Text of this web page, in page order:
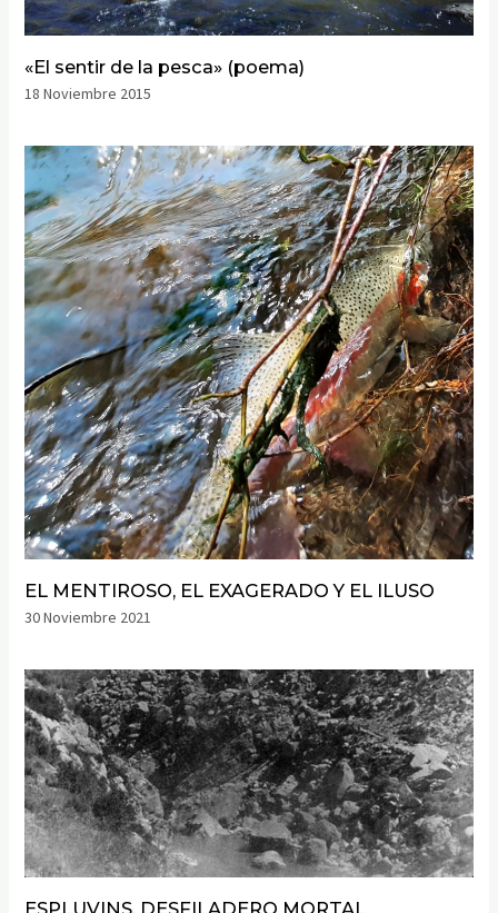
«El sentir de la pesca» (poema)
18 Noviembre 2015
EL MENTIROSO, EL EXAGERADO Y EL ILUSO
30 Noviembre 2021
ESPLUVINS, DESFILADERO MORTAL